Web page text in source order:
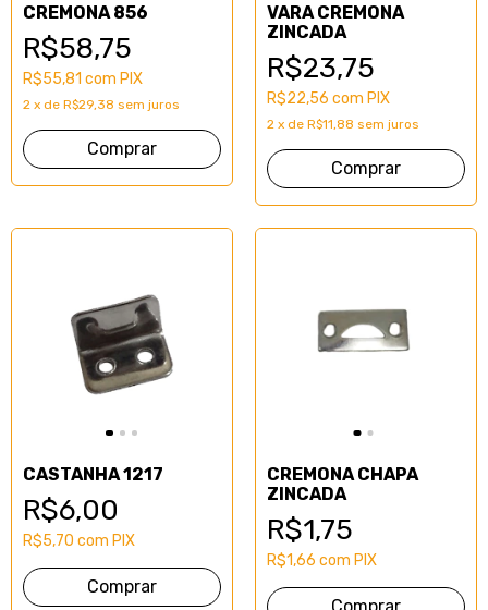
CREMONA 856
R$58,75
R$55,81 com PIX
2 x de R$29,38 sem juros
VARA CREMONA
ZINCADA
R$23,75
R$22,56 com PIX
2 x de R$11,88 sem juros
Comprar
CASTANHA 1217
R$6,00
R$5,70 com PIX
CREMONA CHAPA
ZINCADA
R$1,75
R$1,66 com PIX